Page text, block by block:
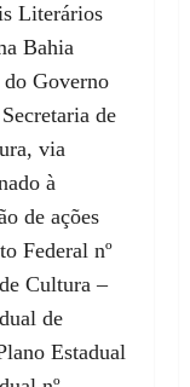
Literários
Bahia
Governo
de
via
à
de ações
Federal nº
Cultura –
de
Estadual